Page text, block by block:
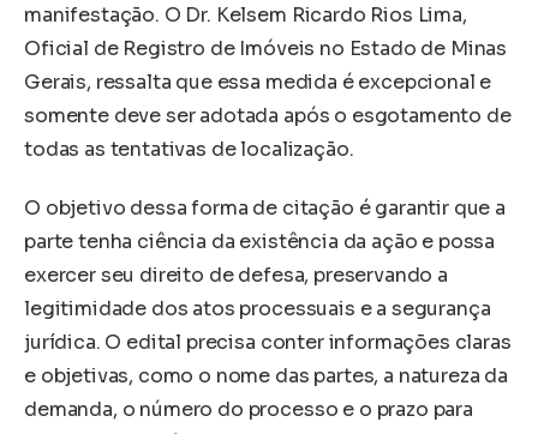
manifestação. O Dr. Kelsem Ricardo Rios Lima,
Oficial de Registro de Imóveis no Estado de Minas
Gerais, ressalta que essa medida é excepcional e
somente deve ser adotada após o esgotamento de
todas as tentativas de localização.
O objetivo dessa forma de citação é garantir que a
parte tenha ciência da existência da ação e possa
exercer seu direito de defesa, preservando a
legitimidade dos atos processuais e a segurança
jurídica. O edital precisa conter informações claras
e objetivas, como o nome das partes, a natureza da
demanda, o número do processo e o prazo para